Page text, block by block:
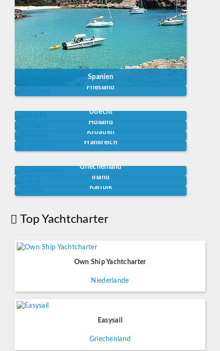
Spanien
Friesland
Utrecht
Holland
Kroatien
Frankreich
Griechenland
Irland
Karibik
Top Yachtcharter
Own Ship Yachtcharter
Niederlande
Easysail
Griechenland